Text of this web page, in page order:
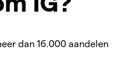
dan 16.000 aandelen